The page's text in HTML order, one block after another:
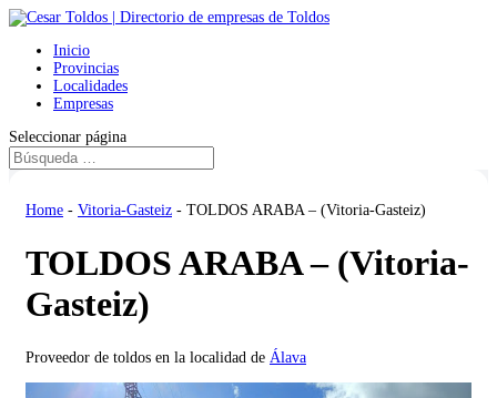
Inicio
Provincias
Localidades
Empresas
Seleccionar página
Home - Vitoria-Gasteiz - TOLDOS ARABA – (Vitoria-Gasteiz)
TOLDOS ARABA – (Vitoria-
Gasteiz)
Proveedor de toldos en la localidad de Álava